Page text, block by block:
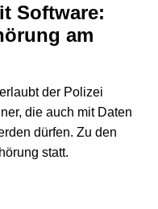
Software:
am
der Polizei
die auch mit Daten
dürfen. Zu den
statt.